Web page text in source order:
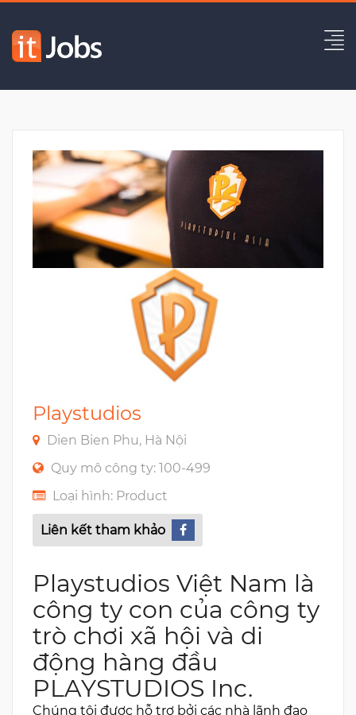
Playstudios
Dien Bien Phu, Hà Nội
Quy mô công ty: 100-499
Loại hình: Product
Liên kết tham khảo
Playstudios Việt Nam là
công ty con của công ty
trò chơi xã hội và di
động hàng đầu
PLAYSTUDIOS Inc.
Chúng tôi được hỗ trợ bởi các nhà lãnh đạo